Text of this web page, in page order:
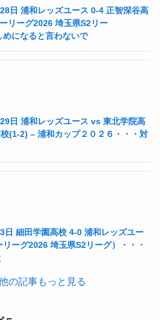
日 浦和レッズユース 0-4 正智深谷高
リーグ2026 埼玉県S2リー
になると言わないで
日 浦和レッズユース vs 東北学院高
(1-2) – 浦和カップ２０２６・・・対
日 細田学園高校 4-0 浦和レッズユー
ーグ2026 埼玉県S2リーグ）・・・
の記事もっと見る